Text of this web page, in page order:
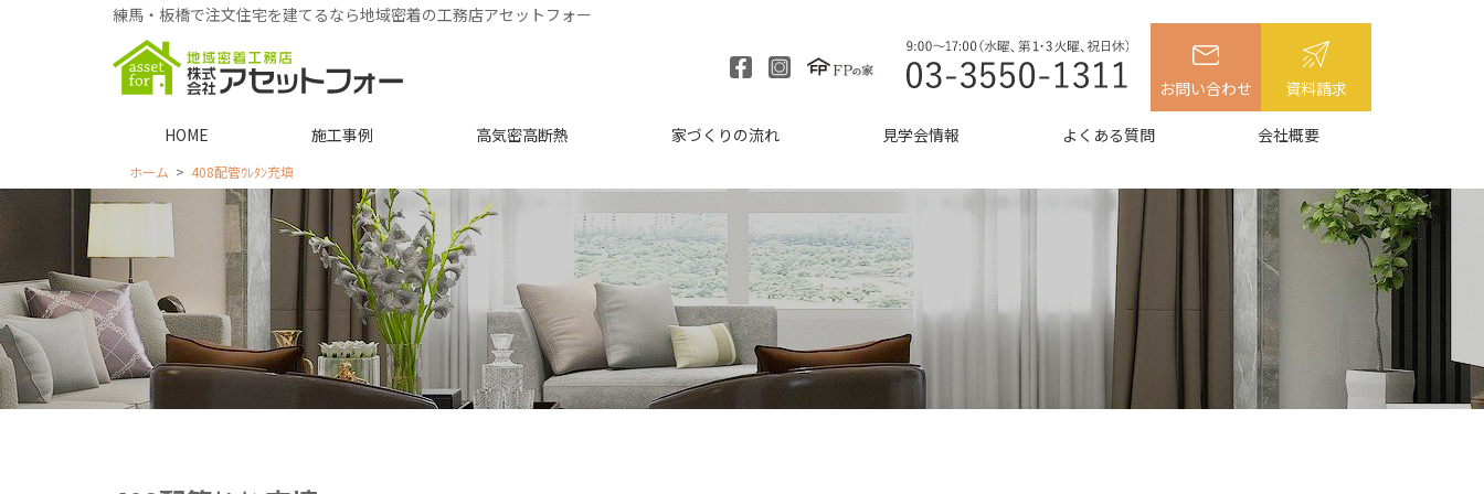
練馬・板橋で注文住宅を建てるなら地域密着の工務店アセットフォー
お問い合わせ 資料請求
HOME 施工事例 高気密高断熱 家づくりの流れ 見学会情報 よくある質問 会社概要
ホーム 408配管ｳﾚﾀﾝ充填